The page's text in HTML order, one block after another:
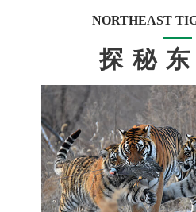
NORTHEAST
探秘